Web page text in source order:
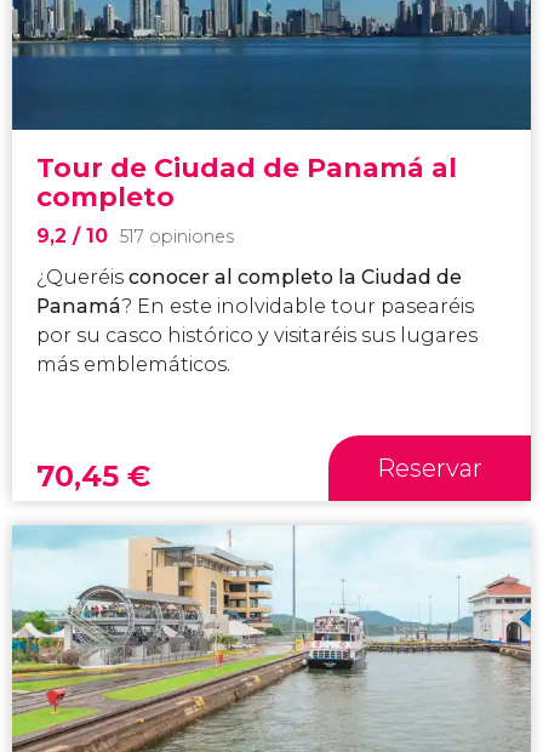
Tour de Ciudad de Panamá al
completo
9,2 / 10 517 opiniones
¿Queréis conocer al completo la Ciudad de
Panamá? En este inolvidable tour pasearéis
por su casco histórico y visitaréis sus lugares
más emblemáticos.
70,45 € Reservar